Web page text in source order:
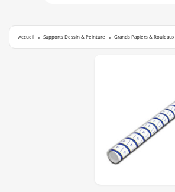
Accueil Supports Dessin & Peinture Grands Papiers & Rouleaux